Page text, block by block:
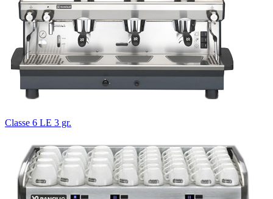
Classe 6 LE 3 gr.